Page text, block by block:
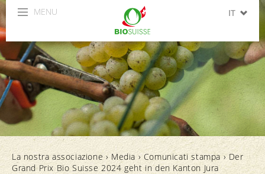
MENU IT
FR
La nostra associazione› Media › Comunicati stampa› Der
Grand Prix Bio Suisse 2024 geht in den Kanton Jura